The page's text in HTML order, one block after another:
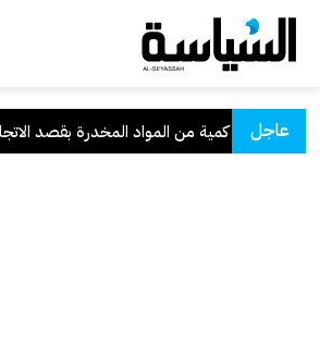
عاجل
وبحوزته كمية من المواد المخدرة بقصد الاتجار